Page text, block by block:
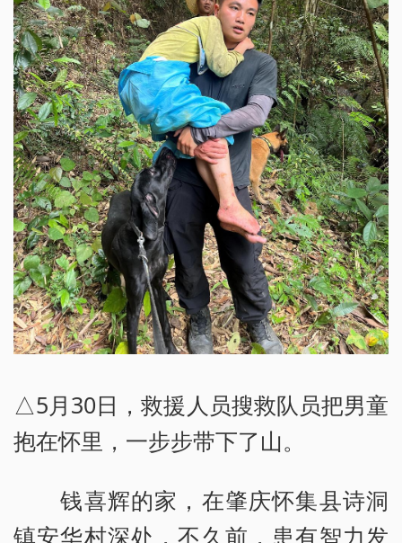
△5月30日，救援人员搜救队员把男童
抱在怀里，一步步带下了山。
钱喜辉的家，在肇庆怀集县诗洞
镇安华村深处，不久前，患有智力发